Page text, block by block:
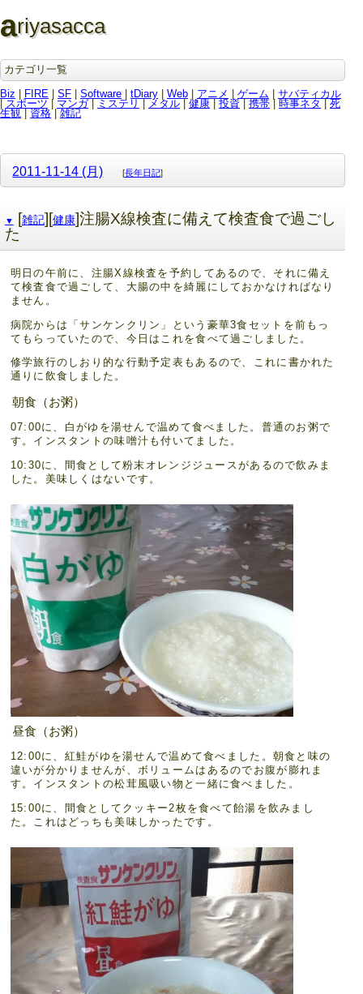
ariyasacca
カテゴリ一覧
Biz
FIRE SF Software tDiary Web アニメ ゲーム
サバティカル
スポーツ | マンガ| ミステリ メタル 健康 投資 携帯 | 時事ネタ
死
生観
資格| 雑記
2011-11-14 (月) [長年日記]
▼ [雑記][健康]注腸X線検査に備えて検査食で過ごし
た
明日の午前に、注腸X線検査を予約してあるので、それに備え
て検査食で過ごして、大腸の中を綺麗にしておかなければなり
ません。
病院からは「サンケンクリン」という豪華3食セットを前もっ
てもらっていたので、今日はこれを食べて過ごしました。
修学旅行のしおり的な行動予定表もあるので、これに書かれた
通りに飲食しました。
朝食（お粥）
07:00に、白がゆを湯せんで温めて食べました。普通のお粥で
す。インスタントの味噌汁も付いてました。
10:30に、間食として粉末オレンジジュースがあるので飲みま
した。美味しくはないです。
昼食（お粥）
12:00に、紅鮭がゆを湯せんで温めて食べました。朝食と味の
違いが分かりませんが、ボリュームはあるのでお腹が膨れま
す。インスタントの松茸風吸い物と一緒に食べました。
15:00に、間食としてクッキー2枚を食べて飴湯を飲みまし
た。これはどっちも美味しかったです。